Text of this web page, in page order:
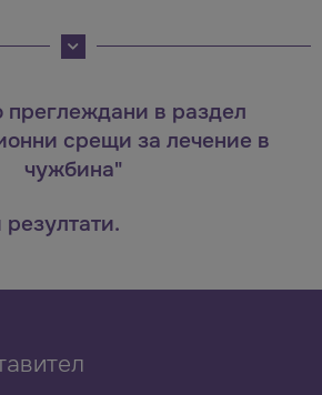
преглеждани в раздел
срещи за лечение в
чужбина"